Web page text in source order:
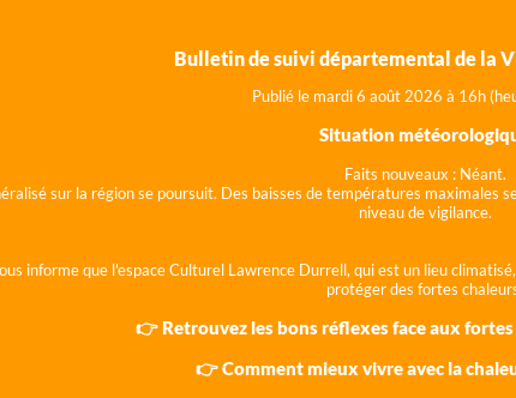
Bulletin de suivi départemental de la
Publié le mardi 6 août 2026 à 16h
Situation
Faits nouveaux : Néant.
sur la région se poursuit. Des baisses de températures
niveau de vigilance.
informe que l'espace Culturel Lawrence Durrell, qui est un lieu
protéger des fortes
👉 Retrouvez les bons réflexes face aux fortes
👉 Comment mieux vivre avec la